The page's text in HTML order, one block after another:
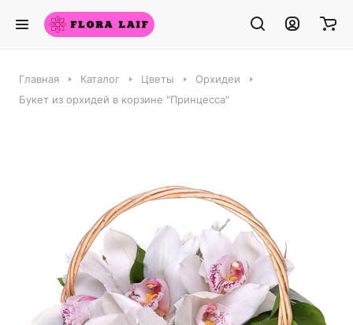
Главная Каталог Цветы
Орхидеи
Букет из орхидей в корзине "Принцесса"